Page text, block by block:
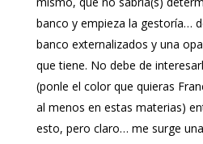
banco y empieza la gestoría…
banco externalizados y una
que tiene. No debe de
(ponle el color que quieras
al menos en estas materias)
esto, pero claro… me surge